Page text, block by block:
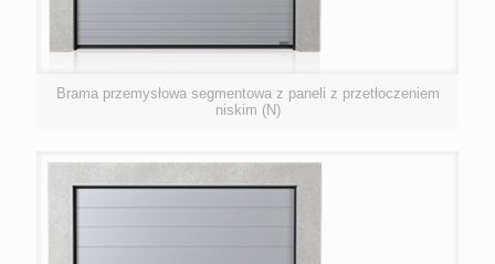
Brama przemysłowa segmentowa z paneli z przetłoczeniem
niskim (N)